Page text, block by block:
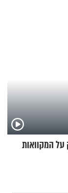
המקוואות